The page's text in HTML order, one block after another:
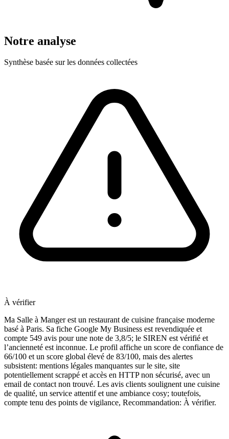
Notre analyse
Synthèse basée sur les données collectées
À vérifier
Ma Salle à Manger est un restaurant de cuisine française moderne
basé à Paris. Sa fiche Google My Business est revendiquée et
compte 549 avis pour une note de 3,8/5; le SIREN est vérifié et
l’ancienneté est inconnue. Le profil affiche un score de confiance de
66/100 et un score global élevé de 83/100, mais des alertes
subsistent: mentions légales manquantes sur le site, site
potentiellement scrappé et accès en HTTP non sécurisé, avec un
email de contact non trouvé. Les avis clients soulignent une cuisine
de qualité, un service attentif et une ambiance cosy; toutefois,
compte tenu des points de vigilance, Recommandation: À vérifier.